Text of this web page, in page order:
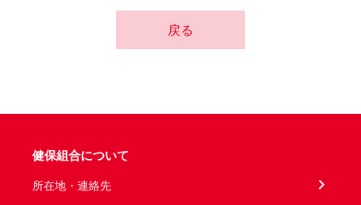
戻る
健保組合について
所在地・連絡先